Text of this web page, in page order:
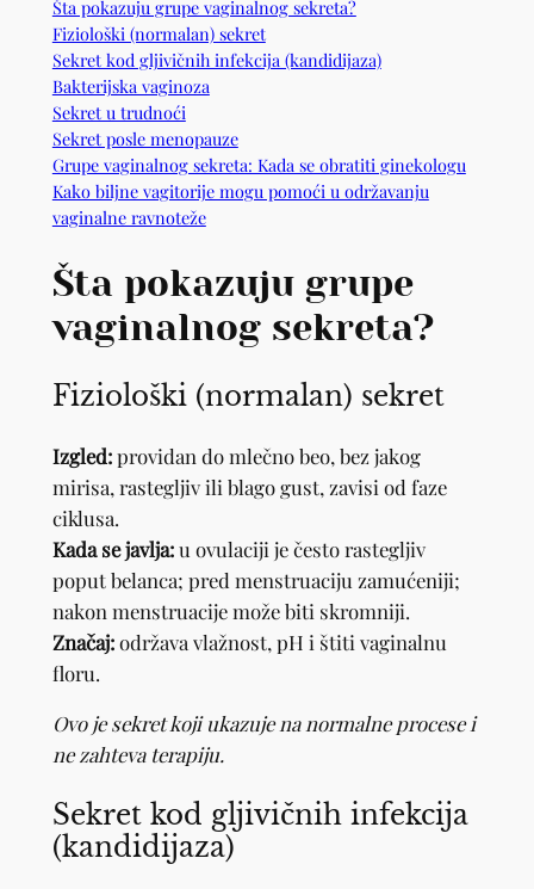
Šta pokazuju grupe vaginalnog sekreta?
Fiziološki (normalan) sekret
Sekret kod gljivičnih infekcija (kandidijaza)
Bakterijska vaginoza
Sekret u trudnoći
Sekret posle menopauze
Grupe vaginalnog sekreta: Kada se obratiti ginekologu
Kako biljne vagitorije mogu pomoći u održavanju
vaginalne ravnoteže
Šta pokazuju grupe
vaginalnog sekreta?
Fiziološki (normalan) sekret
Izgled:providan do mlečno beo, bez jakog
mirisa, rastegljiv ili blago gust, zavisi od faze
ciklusa.
Kada se javlja:u ovulaciji je često rastegljiv
poput belanca; pred menstruaciju zamućeniji;
nakon menstruacije može biti skromniji.
Značaj:održava vlažnost, pH i štiti vaginalnu
floru.
Ovo je sekret koji ukazuje na normalne procese i
ne zahteva terapiju.
Sekret kod gljivičnih infekcija
(kandidijaza)